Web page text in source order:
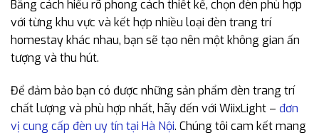
Bằng cách hiểu rõ phong cách thiết kế, chọn đèn phù hợp
với từng khu vực và kết hợp nhiều loại đèn trang trí
homestay khác nhau, bạn sẽ tạo nên một không gian ấn
tượng và thu hút.
Để đảm bảo bạn có được những sản phẩm đèn trang trí
chất lượng và phù hợp nhất, hãy đến với WiixLight – đơn
vị cung cấp đèn uy tín tại Hà Nội. Chúng tôi cam kết mang